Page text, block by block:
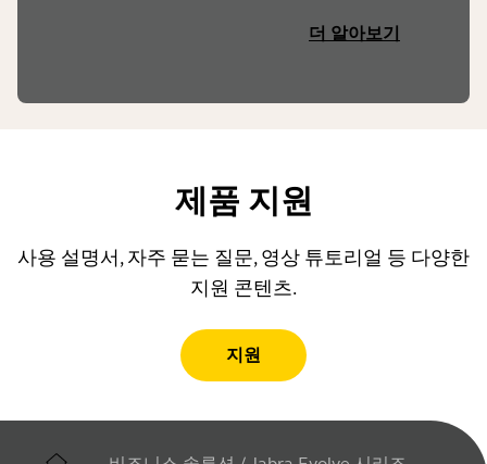
더 알아보기
제품 지원
사용 설명서, 자주 묻는 질문, 영상 튜토리얼 등 다양한
지원 콘텐츠.
지원